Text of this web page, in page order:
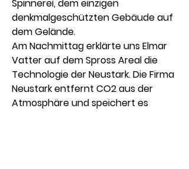
Spinnerei, dem einzigen
denkmalgeschützten Gebäude auf
dem Gelände.
Am Nachmittag erklärte uns Elmar
Vatter auf dem Spross Areal die
Technologie der Neustark. Die Firma
Neustark entfernt CO2 aus der
Atmosphäre und speichert es